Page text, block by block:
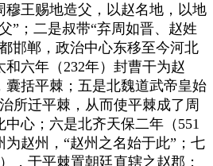
穆王赐地造父，以赵名地，以地
”；二是叔带“弃周如晋、赵姓
邯郸，政治中心东移至今河北
六年（232年）封曹干为赵
囊括平棘；五是北魏道武帝皇始
所迁平棘，从而使平棘成了周
心；六是北齐天保二年（551
赵州，“赵州之名始于此”；七
，于平棘置朝廷直辖之赵郡；